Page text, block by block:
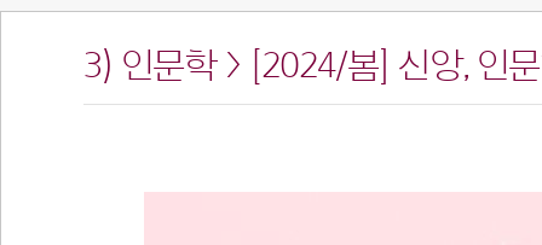
3) 인문학 > [2024/봄] 신앙, 인